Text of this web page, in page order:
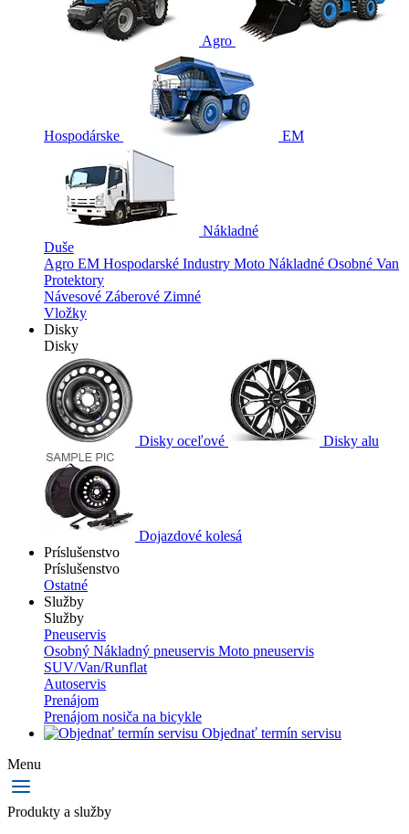
Agro
Hospodárske EM
Nákladné
Duše
Agro EM Hospodarské Industry Moto Nákladné Osobné Van
Protektory
Návesové Záberové Zimné
Vložky
Disky
Disky
Disky oceľové Disky alu
Dojazdové kolesá
Príslušenstvo
Príslušenstvo
Ostatné
Služby
Služby
Pneuservis
Osobný Nákladný pneuservis Moto pneuservis
SUV/Van/Runflat
Autoservis
Prenájom
Prenájom nosiča na bicykle
Objednať termín servisu
Menu
Produkty a služby